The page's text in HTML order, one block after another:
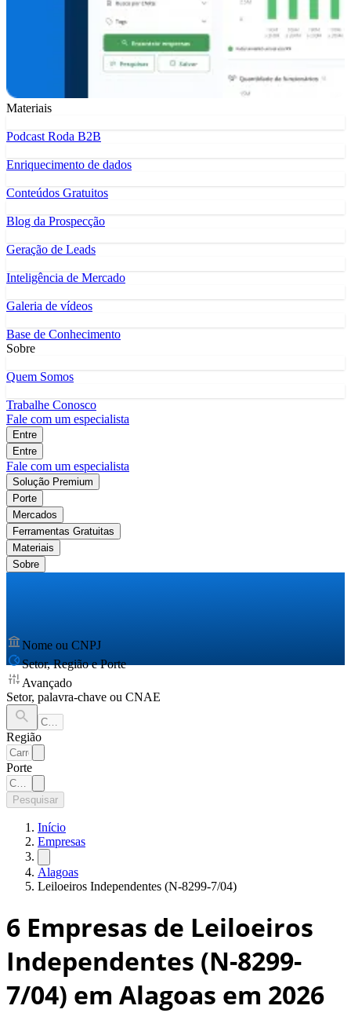
Materiais
Podcast Roda B2B
Enriquecimento de dados
Conteúdos Gratuitos
Blog da Prospecção
Geração de Leads
Inteligência de Mercado
Galeria de vídeos
Base de Conhecimento
Sobre
Quem Somos
Trabalhe Conosco
Fale com um especialista
Entre
Entre
Fale com um especialista
Solução Premium
Porte
Mercados
Ferramentas Gratuitas
Materiais
Sobre
Nome ou CNPJ
Setor, Região e Porte
Avançado
Setor, palavra-chave ou CNAE
Região
Porte
Pesquisar
Início
Empresas
Alagoas
Leiloeiros Independentes (N-8299-7/04)
6 Empresas de Leiloeiros
Independentes (N-8299-
7/04) em Alagoas em 2026